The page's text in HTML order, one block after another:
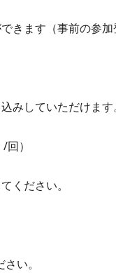
きます（事前の参加
みしていただけます
）
ください。
い。